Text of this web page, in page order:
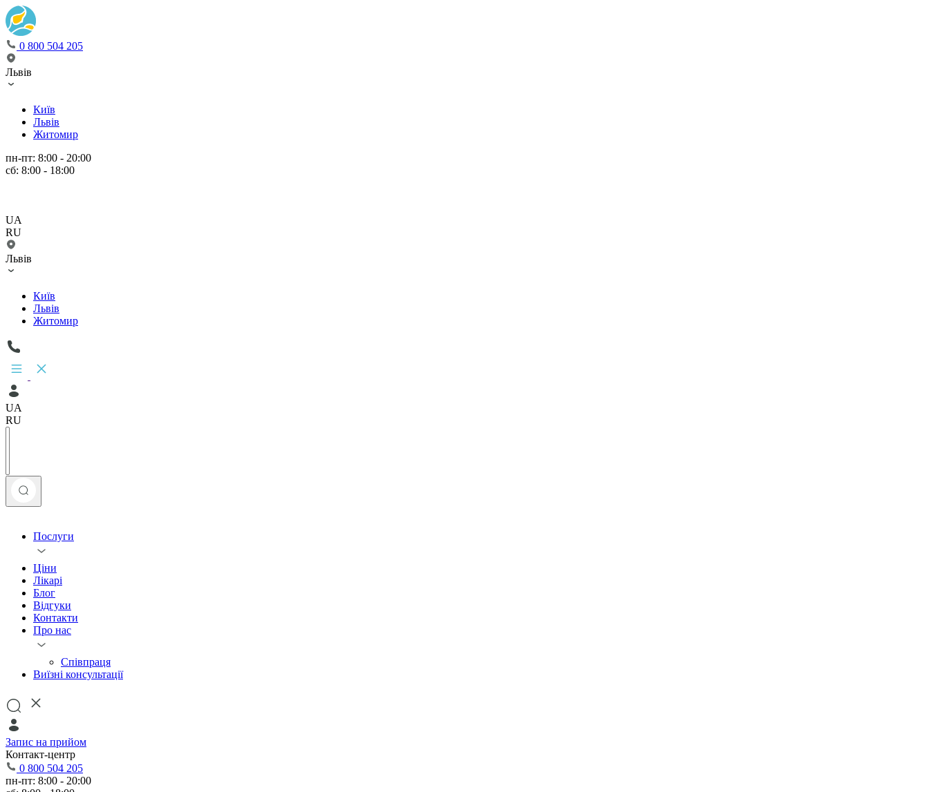
0 800 504 205
Львів
Київ
Львів
Житомир
пн-пт: 8:00 - 20:00
сб: 8:00 - 18:00
UA
RU
Львів
Київ
Львів
Житомир
UA
RU
Послуги
Ціни
Лікарі
Блог
Відгуки
Контакти
Про нас
Співпраця
Виїзні консультації
Запис на прийом
Контакт-центр
0 800 504 205
пн-пт: 8:00 - 20:00